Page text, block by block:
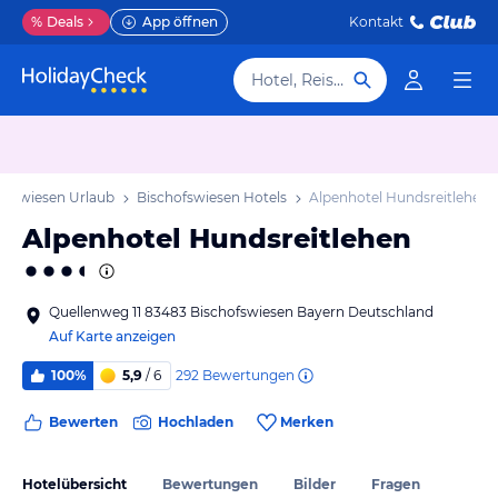
% Deals App öffnen Kontakt
Hotel, Reiseziel
Urlaub Bischofswiesen Hotels Alpenhotel Hundsreitlehen
Alpenhotel Hundsreitlehen
Quellenweg 11 83483 Bischofswiesen Bayern Deutschland
Auf Karte anzeigen
100% 5,9 / 6 292 Bewertungen
Bewerten Hochladen Merken
Hotelübersicht Bewertungen Bilder Fragen